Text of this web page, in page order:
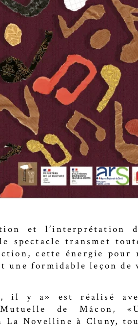
et l’interprétation
spectacle transmet
cette énergie pour
une formidable leçon de
il y a» est réalisé
Mutuelle de Mâcon,
La Novelline à Cluny,